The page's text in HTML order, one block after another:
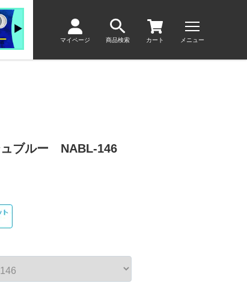
マイページ 商品検索 カート メニュー
ブルー NABL-146